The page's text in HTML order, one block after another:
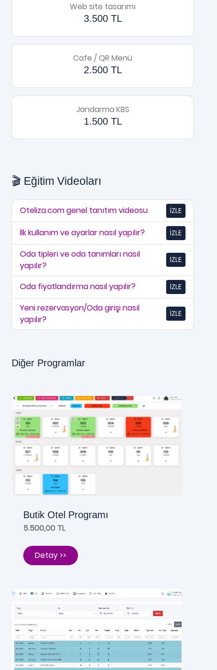
Web site tasarımı
3.500 TL
Cafe / QR Menü
2.500 TL
Jandarma KBS
1.500 TL
🎬 Eğitim Videoları
Oteliza.com genel tanıtım videosu İZLE
İlk kullanım ve ayarlar nasıl yapılır? İZLE
Oda tipleri ve oda tanımları nasıl
yapılır?
İZLE
Oda fiyatlandırma nasıl yapılır? İZLE
Yeni rezervasyon/Oda girişi nasıl
yapılır?
İZLE
Diğer Programlar
Butik Otel Programı
5.500,00 TL
Detay >>